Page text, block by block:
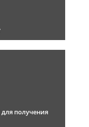
для получения